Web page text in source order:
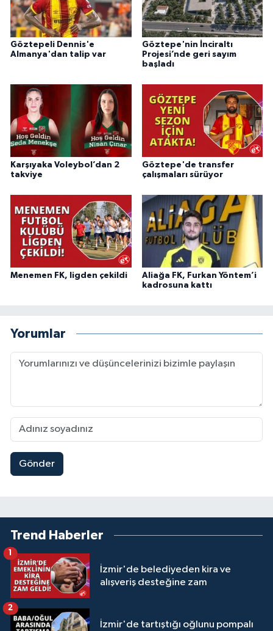
Göztepeli Dennis'e
Almanya'dan talip var
Göztepe'nin İnciraltı
Projesi’nde geri sayım
başladı
Karşıyaka Voleybol’dan 2
takviye
Göztepe'de transfer
çalışmaları sürüyor
Menemen FK, ligden çekildi
Aliağa FK, Furkan Yöntem’i
kadrosuna kattı
Yorumlar
Gönder
Trend Haberler
İzmir'de belediyeden kira ve
alışveriş desteğine zam
İzmir'de tartıştığı oğlunu pompalı
2